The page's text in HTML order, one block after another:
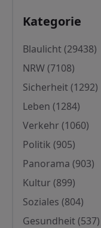
Kategorie
Kategorie
Blaulicht(29438)
NRW(7108)
Sicherheit(1292)
Leben (1284)
Verkehr (1060)
Politik (905)
Panorama (903)
Kultur (899)
Soziales (804)
Gesundheit(537)